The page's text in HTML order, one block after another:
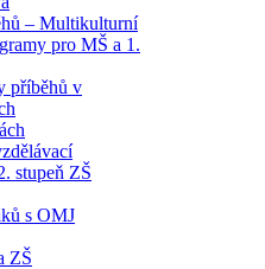
– Multikulturní
pro MŠ a 1.
příběhů v
stupeň ZŠ
s OMJ
ZŠ